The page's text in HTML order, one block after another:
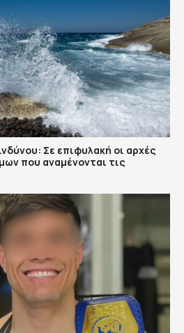
Σε επιφυλακή οι αρχές
που αναμένονται τις